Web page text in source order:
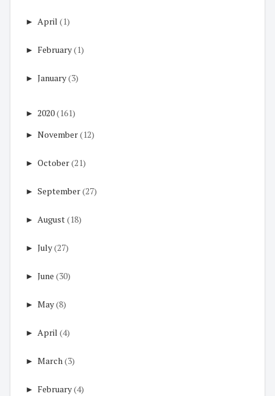
► April (1)
► February(1)
► January(3)
► 2020(161)
► November(12)
► October(21)
► September(27)
► August(18)
► July(27)
► June (30)
► May(8)
► April (4)
► March(3)
► February(4)